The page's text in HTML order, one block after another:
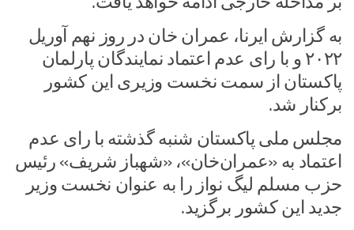
به گزارش ایرنا، عمران خان در روز نهم آوریل
۲۰۲۲ و با رای عدم اعتماد نمایندگان پارلمان
پاکستان از سمت نخست وزیری این کشور
برکنار شد.
مجلس ملی پاکستان شنبه گذشته با رای عدم
اعتماد به «عمران‌خان»، «شهباز شریف» رئیس
حزب مسلم لیگ نواز را به عنوان نخست وزیر
جدید این کشور برگزید.